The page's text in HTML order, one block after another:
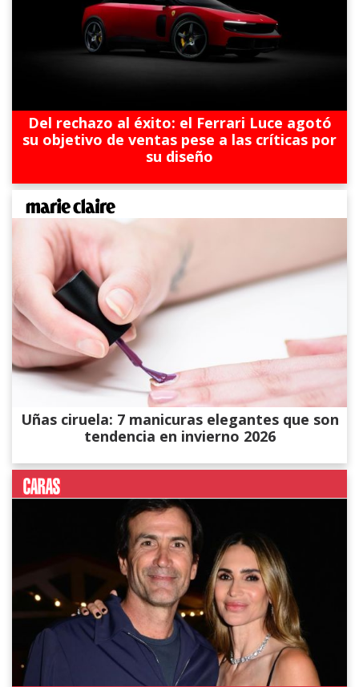
Del rechazo al éxito: el Ferrari Luce agotó
su objetivo de ventas pese a las críticas por
su diseño
Uñas ciruela: 7 manicuras elegantes que son
tendencia en invierno 2026